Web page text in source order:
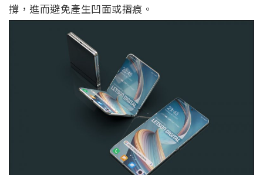
撐，進而避免產生凹面或摺痕。